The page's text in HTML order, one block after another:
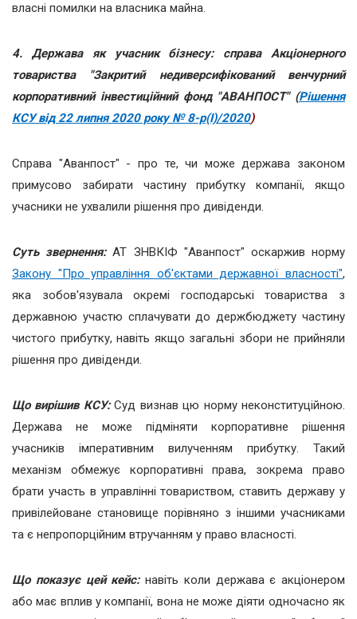
власні помилки на власника майна.
4. Держава як учасник бізнесу: справа Акціонерного
товариства "Закритий недиверсифікований венчурний
корпоративний інвестиційний фонд "ABAHПOCT" (Рішення
КСУ від 22 липня 2020 року № 8-р(І)/2020)
Справа "Аванпост" - про те, чи може держава законом
примусово забирати частину прибутку компанії, якщо
учасники не ухвалили рішення про дивіденди.
Суть звернення:АТ ЗНВКІФ "Аванпост" оскаржив норму
Закону "Про управління об'єктами державної власності",
яка зобов'язувала окремі господарські товариства з
державною участю сплачувати до держбюджету частину
чистого прибутку, навіть якщо загальні збори не прийняли
рішення про дивіденди.
Що вирішив КСУ:Суд визнав цю норму неконституційною.
Держава не може підміняти корпоративне рішення
учасників імперативним вилученням прибутку. Такий
механізм обмежує корпоративні права, зокрема право
брати участь в управлінні товариством, ставить державу у
привілейоване становище порівняно з іншими учасниками
та є непропорційним втручанням у право власності.
Що показує цей кейс:навіть коли держава є акціонером
або має вплив у компанії, вона не може діяти одночасно як